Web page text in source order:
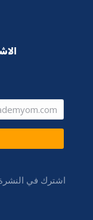
اشترك في